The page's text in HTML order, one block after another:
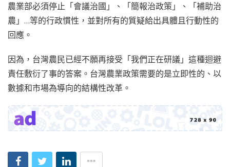
農業部必須停止「會議治國」、「簡報治政策」、「補助治
農」…等的行政慣性，並對所有的質疑給出具體且行動性的
回應。
因為，台灣農民已經不願再接受「我們正在研議」這種迴避
責任敷衍了事的答案。台灣農業政策需要的是立即性的、以
數據和市場為導向的結構性改革。